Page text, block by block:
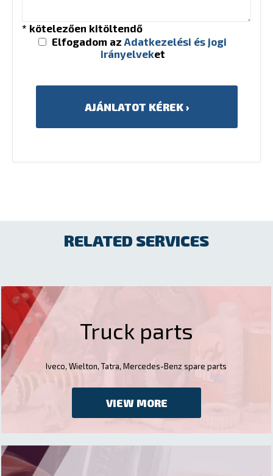
* kötelezően kitöltendő
Elfogadom az Adatkezelési és jogi
irányelveket
RELATED SERVICES
Truck parts
Iveco, Wielton, Tatra, Mercedes-Benz spare parts
VIEW MORE